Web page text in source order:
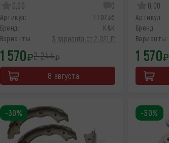
0,00 0
Артикул:
FT0736
Бренд:
K&K
Варианты:
3 варианта от 2 021 ₽
1 570₽2 244₽
8 августа
0,00
Артикул:
Бренд:
Варианты:
1 570₽
-30% -30%